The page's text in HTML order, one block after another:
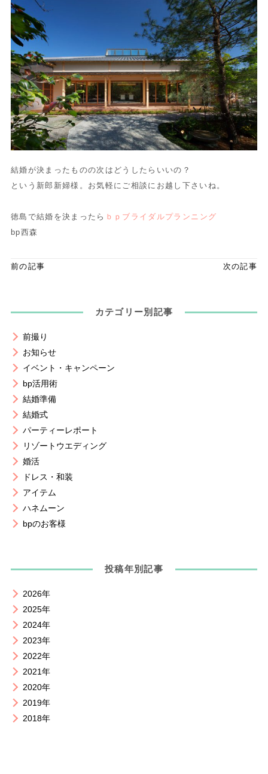
結婚が決まったものの次はどうしたらいいの？
という新郎新婦様。お気軽にご相談にお越し下さいね。
徳島で結婚を決まったら ｂｐブライダルプランニング
bp西森
前の記事 次の記事
カテゴリー別記事
前撮り
お知らせ
イベント・キャンペーン
bp活用術
結婚準備
結婚式
パーティーレポート
リゾートウエディング
婚活
ドレス・和装
アイテム
ハネムーン
bpのお客様
投稿年別記事
2026年
2025年
2024年
2023年
2022年
2021年
2020年
2019年
2018年